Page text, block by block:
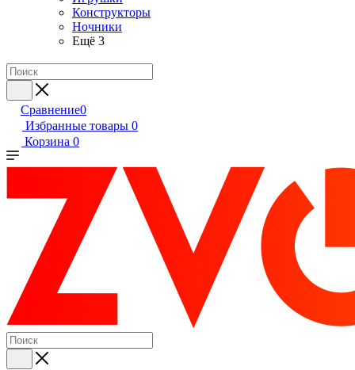
Конструкторы
Ночники
Ещё 3
Сравнение0
Избранные товары 0
Корзина 0